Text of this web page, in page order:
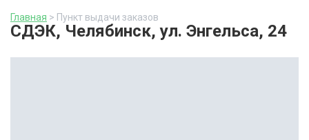
Главная > Пункт выдачи заказов
СДЭК, Челябинск, ул. Энгельса, 24